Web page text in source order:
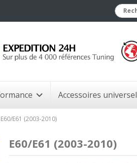
Accessoires universel
E60/E61 (2003-2010)
E60/E61 (2003-2010)